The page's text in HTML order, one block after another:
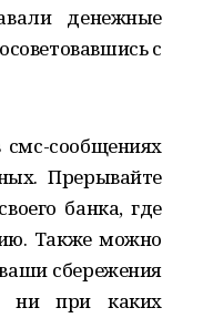
денежные
с
сообщениях
Прерывайте
банка, где
Также можно
сбережения
ни при каких